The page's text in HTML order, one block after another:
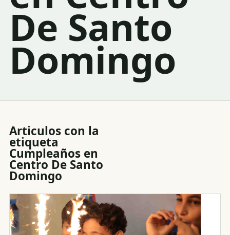
De Santo
Domingo
Articulos con la
etiqueta
Cumpleaños en
Centro De Santo
Domingo